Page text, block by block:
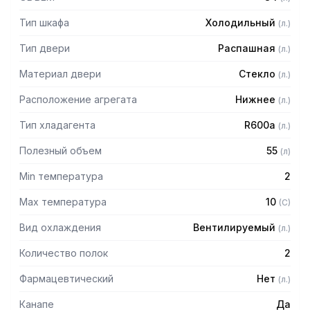
— Тип разморозки: автоматический
— Количество хладагента, г: 40
— Термометр: да
— Объем ИЭЭ: 88
— Потребляемая энергия, квт/24ч: 1.1
— Входная мощность, Вт: 85
— Внутренний размер (ШxГxВ), мм: 410 x 380 x 550
Тип шкафа Холодильный (л.)
Тип двери Распашная (л.)
Материал двери Стекло (л.)
Расположение агрегата Нижнее (л.)
Тип хладагента R600a (л.)
Полезный объем 55 (л)
Min температура 2
Max температура 10 (C)
Вид охлаждения Вентилируемый (л.)
Количество полок 2
Фармацевтический Нет (л.)
Канапе Да